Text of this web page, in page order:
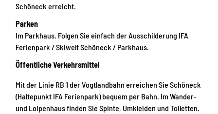
Schöneck erreicht.
Parken
Im Parkhaus. Folgen Sie einfach der Ausschilderung IFA
Ferienpark / Skiwelt Schöneck / Parkhaus.
Öffentliche Verkehrsmittel
Mit der Linie RB 1 der Vogtlandbahn erreichen Sie Schöneck
(Haltepunkt IFA Ferienpark) bequem per Bahn. Im Wander-
und Loipenhaus finden Sie Spinte, Umkleiden und Toiletten.